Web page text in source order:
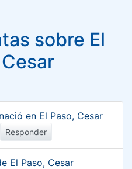
sobre El
en El Paso, Cesar
Responder
El Paso, Cesar